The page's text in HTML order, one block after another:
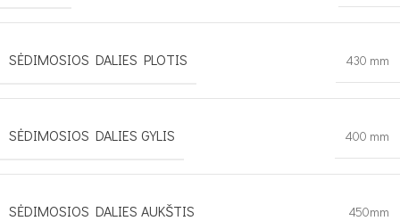
SĖDIMOSIOS DALIES PLOTIS 430 mm
SĖDIMOSIOS DALIES GYLIS 400 mm
SĖDIMOSIOS DALIES AUKŠTIS 450mm